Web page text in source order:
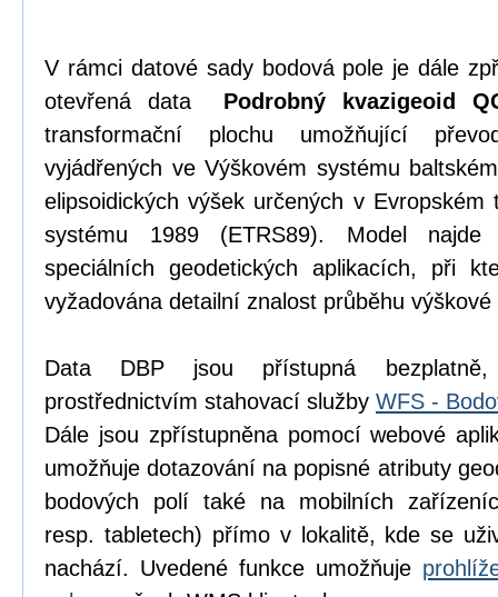
V rámci datové sady bodová pole je dále
otevřená data Podrobný kvazigeoid
transformační plochu umožňující
vyjádřených ve Výškovém systému
elipsoidických výšek určených v Evropském
systému 1989 (ETRS89). Model
speciálních geodetických aplikacích, při
vyžadována detailní znalost průběhu výškové
Data DBP jsou přístupná
prostřednictvím stahovací služby WFS -
Dále jsou zpřístupněna pomocí webové
umožňuje dotazování na popisné atributy
bodových polí také na mobilních
resp. tabletech) přímo v lokalitě, kde se
nachází. Uvedené funkce umožňuje